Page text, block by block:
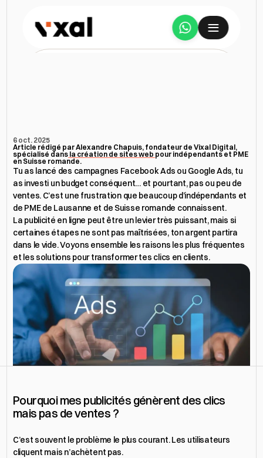
Tarifs
Avis
Ressources
Obtenir un devis
de ventes
6 oct. 2025
Article rédigé par Alexandre Chapuis, fondateur de Vixal Digital,
spécialisé dans la création de sites web pour indépendants et PME
en Suisse romande.
Tu as lancé des campagnes Facebook Ads ou Google Ads, tu
as investi un budget conséquent… et pourtant, pas ou peu de
ventes. C’est une frustration que beaucoup d’indépendants et
de PME de Lausanne et de Suisse romande connaissent.
La publicité en ligne peut être un levier très puissant, mais si
certaines étapes ne sont pas maîtrisées, ton argent partira
dans le vide. Voyons ensemble les raisons les plus fréquentes
et les solutions pour transformer tes clics en clients.
Pourquoi mes publicités génèrent des clics
mais pas de ventes ?
C’est souvent le problème le plus courant. Les utilisateurs
cliquent mais n’achètent pas.